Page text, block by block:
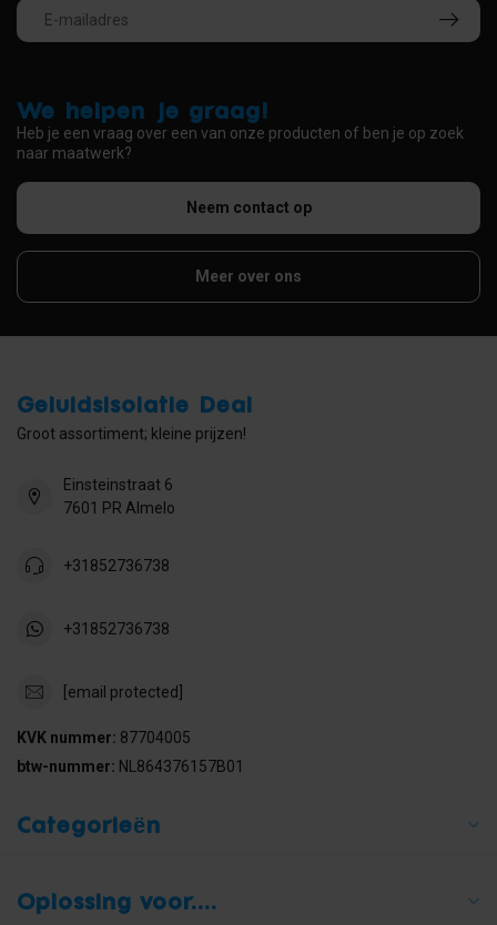
We helpen je graag!
Heb je een vraag over een van onze producten of ben je op zoek
naar maatwerk?
Neem contact op
Meer over ons
Geluidsisolatie Deal
Groot assortiment; kleine prijzen!
Einsteinstraat 6
7601 PR Almelo
+31852736738
+31852736738
[email protected]
KVK nummer: 87704005
btw-nummer: NL864376157B01
Categorieën
Oplossing voor....